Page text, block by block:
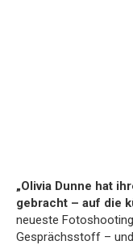
„Olivia Dunne hat
gebracht – auf die
neueste
Gesprächsstoff –